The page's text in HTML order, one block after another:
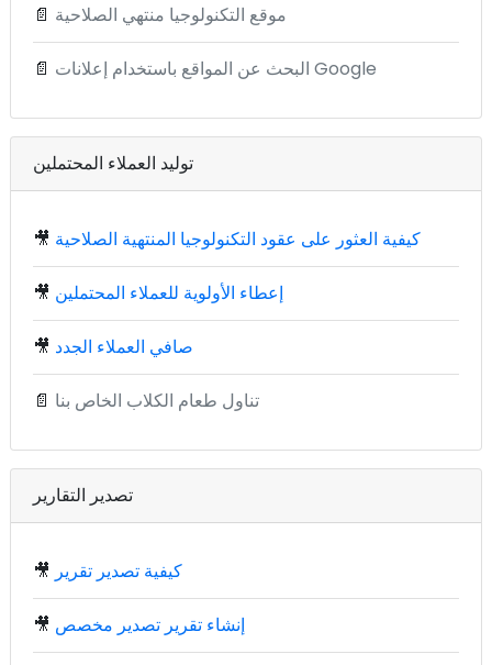
📄 موقع التكنولوجيا منتهي الصلاحية
📄 البحث عن المواقع باستخدام إعلانات Google
توليد العملاء المحتملين
🎥 كيفية العثور على عقود التكنولوجيا المنتهية الصلاحية
🎥 إعطاء الأولوية للعملاء المحتملين
🎥 صافي العملاء الجدد
📄 تناول طعام الكلاب الخاص بنا
تصدير التقارير
🎥 كيفية تصدير تقرير
🎥 إنشاء تقرير تصدير مخصص